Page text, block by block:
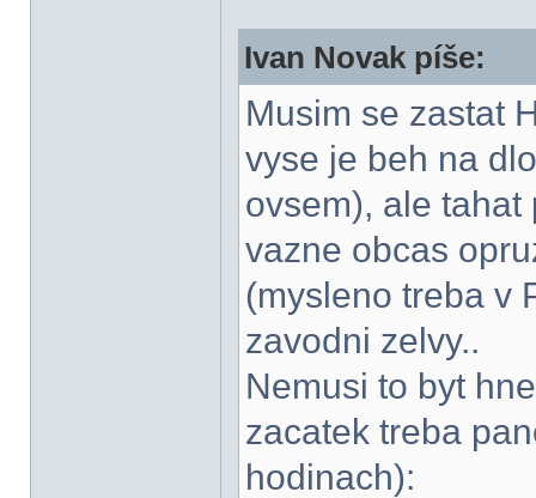
Ivan Novak píše:
Musim se zastat
vyse je beh na
ovsem), ale
vazne obcas
(mysleno treba v
zavodni zelvy..
Nemusi to byt
zacatek treba
hodinach):